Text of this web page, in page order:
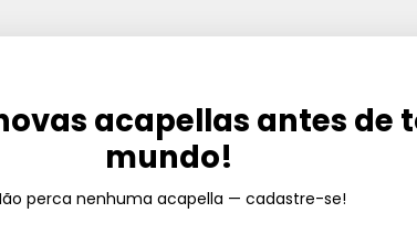
acapellas antes de
mundo!
perca nenhuma acapella — cadastre-se!